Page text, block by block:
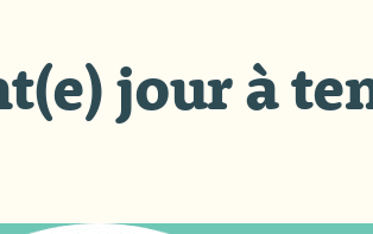
jour à